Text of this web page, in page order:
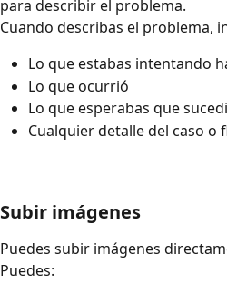
para describir el problema.
Cuando describas el problema,
Lo que estabas intentando
Lo que ocurrió
Lo que esperabas que
Cualquier detalle del caso
Subir imágenes
Puedes subir imágenes
Puedes: